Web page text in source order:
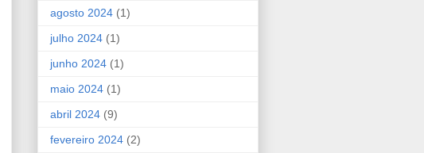
agosto 2024 (1)
julho 2024 (1)
junho 2024 (1)
maio 2024 (1)
abril 2024 (9)
fevereiro 2024 (2)